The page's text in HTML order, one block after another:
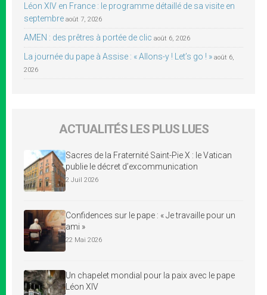
Léon XIV en France : le programme détaillé de sa visite en
septembre août 7, 2026
AMEN : des prêtres à portée de clic août 6, 2026
La journée du pape à Assise : « Allons-y ! Let’s go ! » août 6,
2026
ACTUALITÉS LES PLUS LUES
Sacres de la Fraternité Saint-Pie X : le Vatican
publie le décret d’excommunication
2 Juil 2026
Confidences sur le pape : « Je travaille pour un
ami »
22 Mai 2026
Un chapelet mondial pour la paix avec le pape
Léon XIV